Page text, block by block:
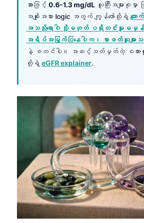
အားဖြင့် 0.6-1.3 mg/dL လူကြီးအများစုမှ
အချိုးအစား logic အတွက် ကျွန်တော်တို့ရဲ့ ကျေ
အသည်းရောဂါ သို့မဟုတ် ပရိုတင်းမူမမှန်မှု
အရိပ်အမြွက်ပြနေပါက၊ စာဖတ်သူမျာ
နဲ့ စတင်ပါ။ အဆင့်သတ်မှတ်တဲ့ စကားလုံ
တို့ရဲ့ eGFR explainer.
O‘zbekcha
Català
Қазақ тілі
Suomi
Hrvatski
Slovenčina
پښتو
Galego
Latviešu valoda
Македонски јазик